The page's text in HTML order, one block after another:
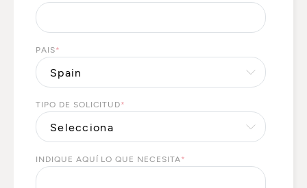
PAIS*
TIPO DE SOLICITUD*
INDIQUE AQUÍ LO QUE NECESITA*